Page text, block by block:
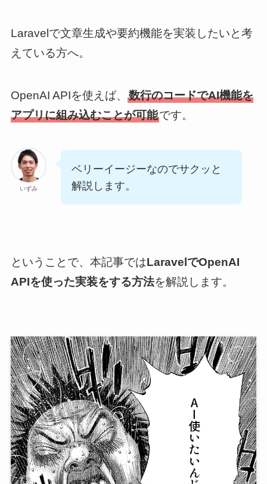
Laravelで文章生成や要約機能を実装したいと考
えている方へ。
OpenAI APIを使えば、 数行のコードでAI機能を
アプリに組み込むことが可能です。
いずみ
ベリーイージーなのでサクッと
解説します。
ということで、本記事ではLaravelでOpenAI
APIを使った実装をする方法を解説します。